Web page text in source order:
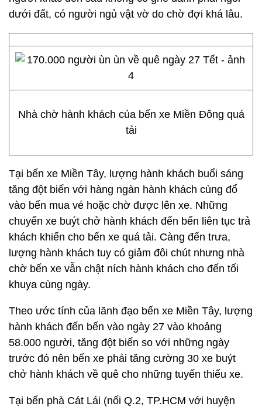
dưới đất, có người ngủ vật vờ do chờ đợi khá lâu.
Nhà chờ hành khách của bến xe Miền Đông quá
tải
Tại bến xe Miền Tây, lượng hành khách buổi sáng
tăng đột biến với hàng ngàn hành khách cùng đổ
vào bến mua vé hoặc chờ được lên xe. Những
chuyến xe buýt chở hành khách đến bến liên tục trả
khách khiến cho bến xe quá tải. Càng đến trưa,
lượng hành khách tuy có giảm đôi chút nhưng nhà
chờ bến xe vẫn chật ních hành khách cho đến tối
khuya cùng ngày.
Theo ước tính của lãnh đạo bến xe Miền Tây, lượng
hành khách đến bến vào ngày 27 vào khoảng
58.000 người, tăng đột biến so với những ngày
trước đó nên bến xe phải tăng cường 30 xe buýt
chở hành khách về quê cho những tuyến thiếu xe.
Tại bến phà Cát Lái (nối Q.2, TP.HCM với huyện